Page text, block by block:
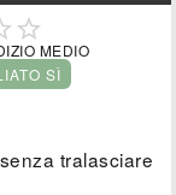

MEDIO
SÌ
tralasciare